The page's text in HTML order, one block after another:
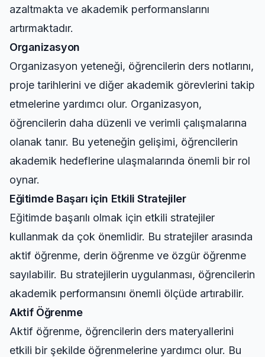
azaltmakta ve akademik performanslarını
artırmaktadır.
Organizasyon
Organizasyon yeteneği, öğrencilerin ders notlarını,
proje tarihlerini ve diğer akademik görevlerini takip
etmelerine yardımcı olur. Organizasyon,
öğrencilerin daha düzenli ve verimli çalışmalarına
olanak tanır. Bu yeteneğin gelişimi, öğrencilerin
akademik hedeflerine ulaşmalarında önemli bir rol
oynar.
Eğitimde Başarı için Etkili Stratejiler
Eğitimde başarılı olmak için etkili stratejiler
kullanmak da çok önemlidir. Bu stratejiler arasında
aktif öğrenme, derin öğrenme ve özgür öğrenme
sayılabilir. Bu stratejilerin uygulanması, öğrencilerin
akademik performansını önemli ölçüde artırabilir.
Aktif Öğrenme
Aktif öğrenme, öğrencilerin ders materyallerini
etkili bir şekilde öğrenmelerine yardımcı olur. Bu